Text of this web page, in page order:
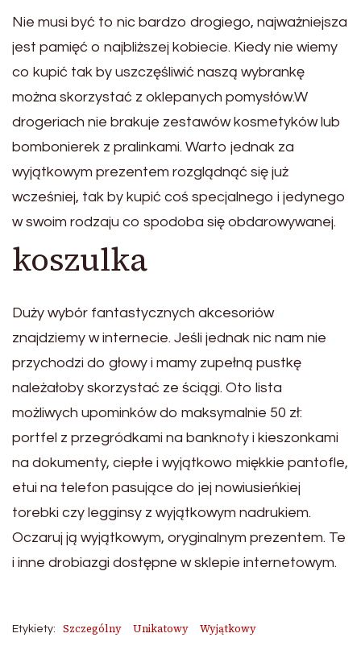
Nie musi być to nic bardzo drogiego, najważniejsza
jest pamięć o najbliższej kobiecie. Kiedy nie wiemy
co kupić tak by uszczęśliwić naszą wybrankę
można skorzystać z oklepanych pomysłów.W
drogeriach nie brakuje zestawów kosmetyków lub
bombonierek z pralinkami. Warto jednak za
wyjątkowym prezentem rozglądnąć się już
wcześniej, tak by kupić coś specjalnego i jedynego
w swoim rodzaju co spodoba się obdarowywanej.
koszulka
Duży wybór fantastycznych akcesoriów
znajdziemy w internecie. Jeśli jednak nic nam nie
przychodzi do głowy i mamy zupełną pustkę
należałoby skorzystać ze ściągi. Oto lista
możliwych upominków do maksymalnie 50 zł:
portfel z przegródkami na banknoty i kieszonkami
na dokumenty, ciepłe i wyjątkowo miękkie pantofle,
etui na telefon pasujące do jej nowiusieńkiej
torebki czy legginsy z wyjątkowym nadrukiem.
Oczaruj ją wyjątkowym, oryginalnym prezentem. Te
i inne drobiazgi dostępne w sklepie internetowym.
Etykiety: Szczególny Unikatowy Wyjątkowy